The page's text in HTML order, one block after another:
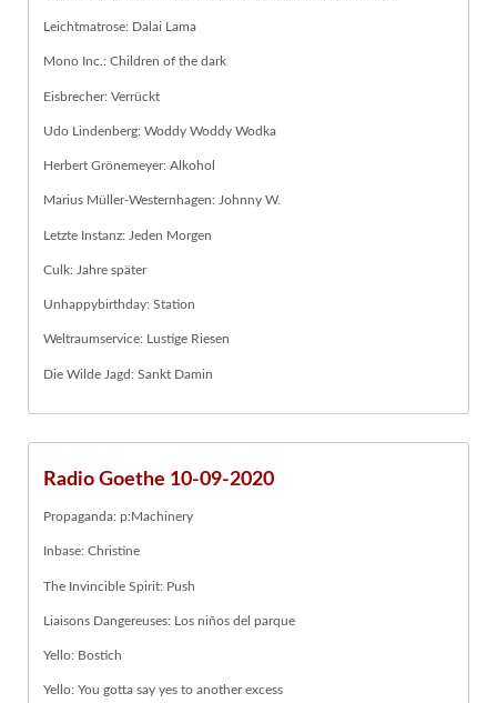
Leichtmatrose: Dalai Lama
Mono Inc.: Children of the dark
Eisbrecher: Verrückt
Udo Lindenberg: Woddy Woddy Wodka
Herbert Grönemeyer: Alkohol
Marius Müller-Westernhagen: Johnny W.
Letzte Instanz: Jeden Morgen
Culk: Jahre später
Unhappybirthday: Station
Weltraumservice: Lustige Riesen
Die Wilde Jagd: Sankt Damin
Radio Goethe 10-09-2020
Propaganda: p:Machinery
Inbase: Christine
The Invincible Spirit: Push
Liaisons Dangereuses: Los niños del parque
Yello: Bostich
Yello: You gotta say yes to another excess